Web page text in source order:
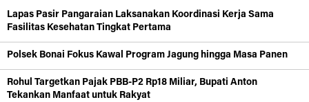
Lapas Pasir Pangaraian Laksanakan Koordinasi Kerja Sama
Fasilitas Kesehatan Tingkat Pertama
Polsek Bonai Fokus Kawal Program Jagung hingga Masa Panen
Rohul Targetkan Pajak PBB-P2 Rp18 Miliar, Bupati Anton
Tekankan Manfaat untuk Rakyat